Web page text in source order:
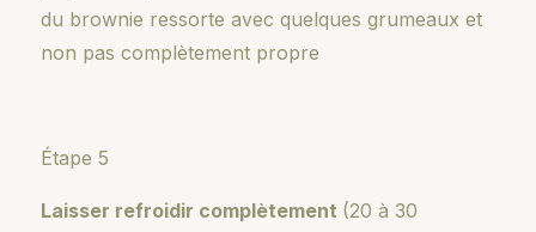
du brownie ressorte avec quelques grumeaux et
non pas complètement propre
Étape 5
Laisser refroidir complètement (20 à 30